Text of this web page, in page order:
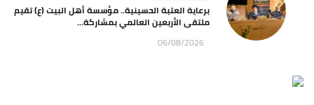
برعاية العتبة الحسينية.. مؤسسة أهل البيت (ع) تقيم
ملتقى الأربعين العالمي بمشاركة...
06/08/2026